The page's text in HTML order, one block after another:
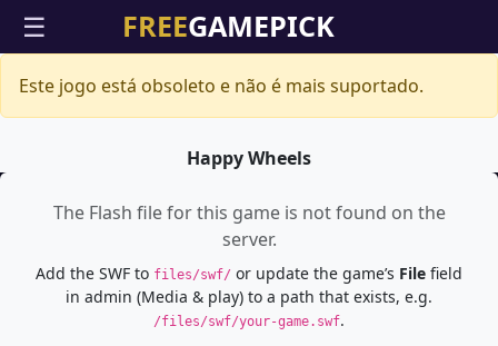
☰
Este jogo está obsoleto e não é mais suportado.
The Flash file for this game is not found on the
server.
Add the SWF to files/swf/ or update the game’s File field
in admin (Media & play) to a path that exists, e.g.
/files/swf/your-game.swf.
Happy Wheels